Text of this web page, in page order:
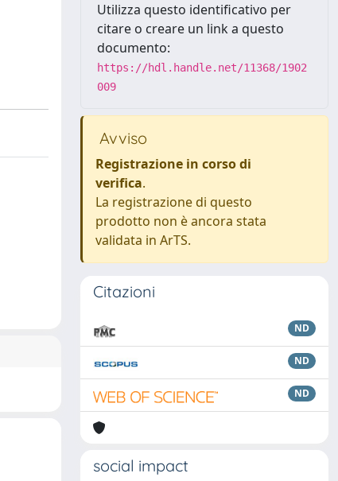
Utilizza questo identificativo per
citare o creare un link a questo
documento:
https://hdl.handle.net/11368/1902
009
Avviso
Registrazione in corso di
verifica.
La registrazione di questo
prodotto non è ancora stata
validata in ArTS.
Citazioni
ND
ND
ND
social impact